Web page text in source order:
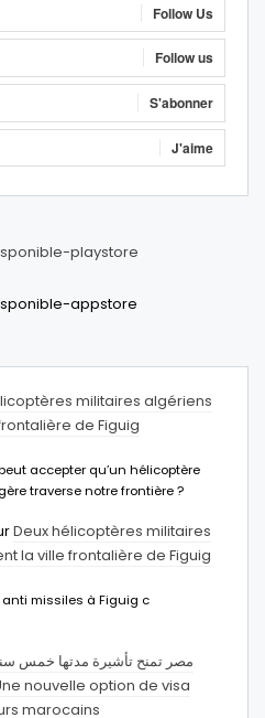
Follow Us
Follow us
S'abonner
J'aime
militaires algériens
de Figuig
accepter qu’un hélicoptère
traverse notre frontière ?
Deux hélicoptères militaires
la ville frontalière de Figuig
missiles à Figuig c
مصر تمنح تأشيرة مدتها خمس
nouvelle option de visa
marocains